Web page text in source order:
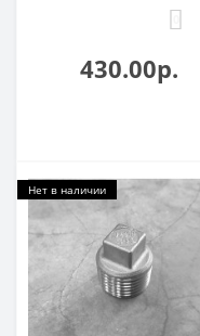
430.00р.
Нет в наличии